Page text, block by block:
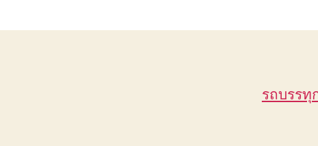
รถบรร